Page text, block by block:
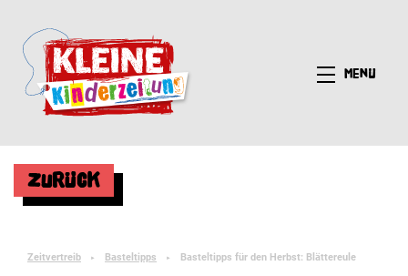
Menü
Zurück
Zeitvertreib ► Basteltipps ► Basteltipps für den Herbst: Blättereule